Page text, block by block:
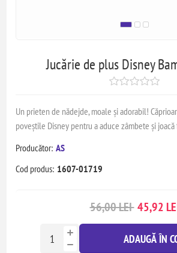
Jucărie de plus Disney
Un prieten de nădejde, moale și adorabil!
poveștile Disney pentru a aduce zâmbete și
Producător: AS
Cod produs: 1607-01719
56,00 LEI 45,92
ADAUGĂ ÎN